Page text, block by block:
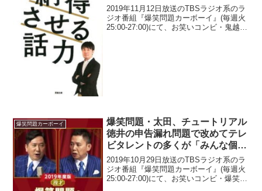
たところスタッフに「責任とれな
い」と止められたことを暴露
2019年11月12日放送のTBSラジオ系のラ
ジオ番組『爆笑問題カーボーイ』(毎週火
25:00-27:00)にて、お笑いコンビ・鬼越ト
爆笑問題カーボーイ
爆笑問題・太田、チュートリアル
徳井の申告漏れ問題で改めてテレ
ビタレントの多くが「みんな個人
事務所を持ってる」ことに驚く
2019年10月29日放送のTBSラジオ系のラ
ジオ番組『爆笑問題カーボーイ』(毎週火
25:00-27:00)にて、お笑いコンビ・爆笑問